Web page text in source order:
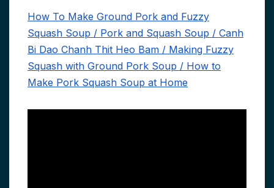
How To Make Ground Pork and Fuzzy
Squash Soup / Pork and Squash Soup / Canh
Bi Dao Chanh Thit Heo Bam / Making Fuzzy
Squash with Ground Pork Soup / How to
Make Pork Squash Soup at Home